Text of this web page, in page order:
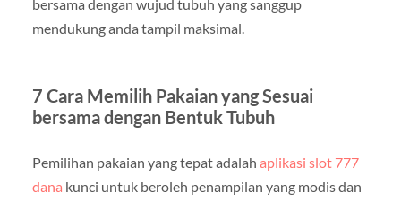
bersama dengan wujud tubuh yang sanggup
mendukung anda tampil maksimal.
7 Cara Memilih Pakaian yang Sesuai
bersama dengan Bentuk Tubuh
Pemilihan pakaian yang tepat adalah aplikasi slot 777
dana kunci untuk beroleh penampilan yang modis dan